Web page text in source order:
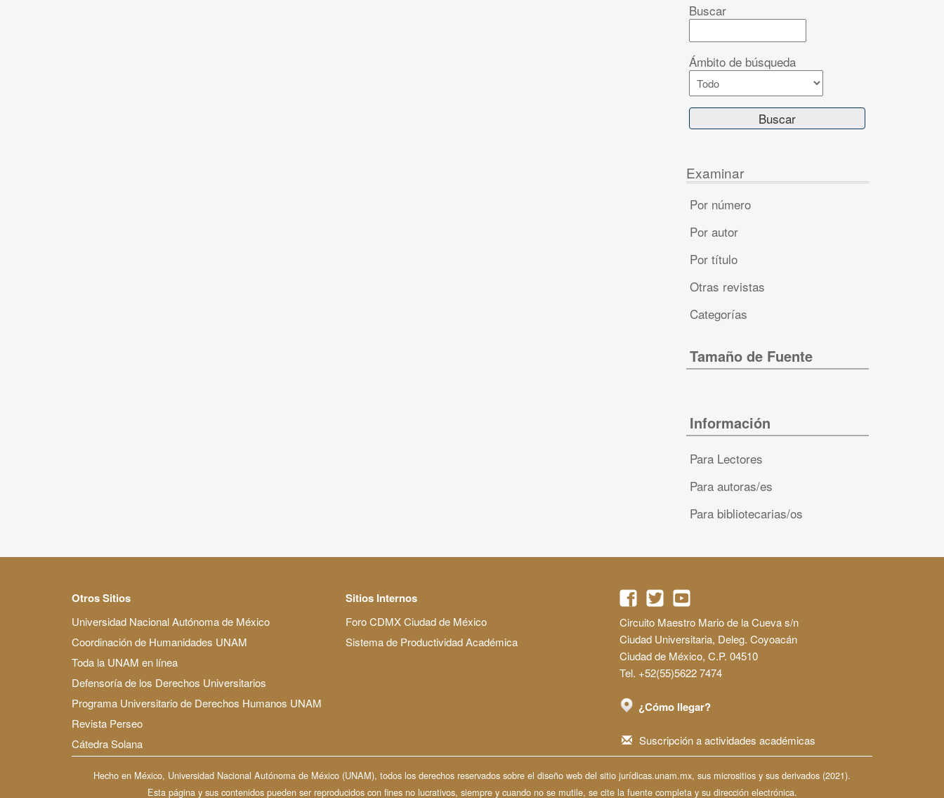
Buscar
Ámbito de búsqueda
Examinar
Por número
Por autor
Por título
Otras revistas
Categorías
Tamaño de Fuente
Información
Para Lectores
Para autoras/es
Para bibliotecarias/os
Otros Sitios
Universidad Nacional Autónoma de México
Coordinación de Humanidades UNAM
Toda la UNAM en línea
Defensoría de los Derechos Universitarios
Programa Universitario de Derechos Humanos UNAM
Revista Perseo
Cátedra Solana
Sitios Internos
Foro CDMX Ciudad de México
Sistema de Productividad Académica
Circuito Maestro Mario de la Cueva s/n
Ciudad Universitaria, Deleg. Coyoacán
Ciudad de México, C.P. 04510
Tel. +52(55)5622 7474
¿Cómo llegar?
Suscripción a actividades académicas
Hecho en México, Universidad Nacional Autónoma de México (UNAM), todos los derechos reservados sobre el diseño web del sitio jurídicas.unam.mx, sus micrositios y sus derivados (2021).
Esta página y sus contenidos pueden ser reproducidos con fines no lucrativos, siempre y cuando no se mutile, se cite la fuente completa y su dirección electrónica.